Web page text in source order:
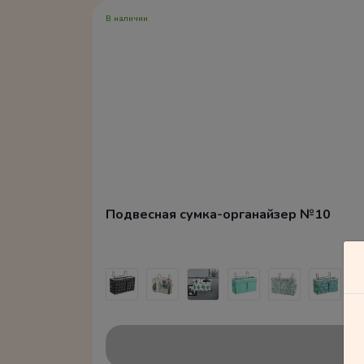
В наличии
Подвесная сумка-органайзер №10